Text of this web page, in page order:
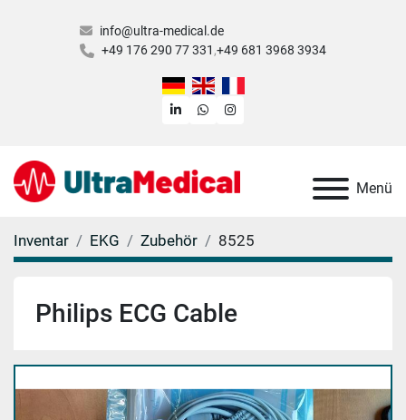
info@ultra-medical.de
+49 176 290 77 331 +49 681 3968 3934
linkedinwhatsappinstagram
Menü
Inventar EKG Zubehör 8525
Philips ECG Cable